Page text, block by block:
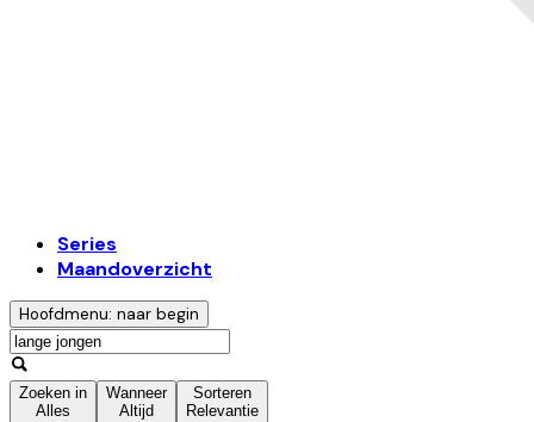
Series
Maandoverzicht
Hoofdmenu: naar begin
Zoeken in
Alles
Wanneer
Altijd
Sorteren
Relevantie